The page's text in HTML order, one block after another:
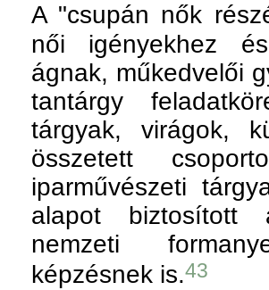
A "csupán nők
női igényekhez
ágnak, műkedvelői
tantárgy
tárgyak, virágok,
összetett
iparművészeti
alapot biztosított
nemzeti
képzésnek is.43